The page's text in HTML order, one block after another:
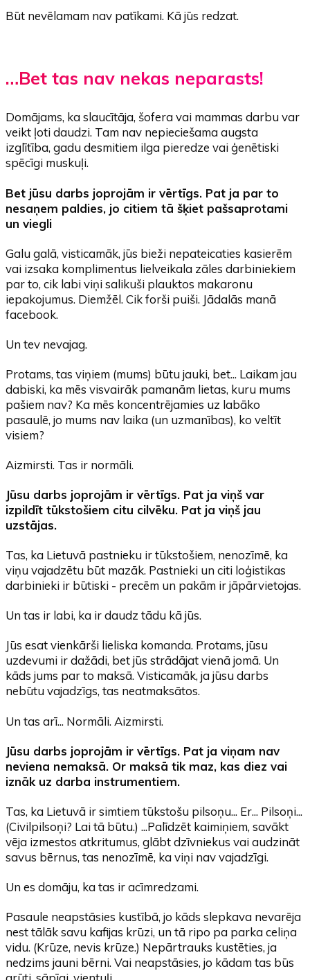
Būt nevēlamam nav patīkami. Kā jūs redzat.
…Bet tas nav nekas neparasts!
Domājams, ka slaucītāja, šofera vai mammas darbu var
veikt ļoti daudzi. Tam nav nepieciešama augsta
izglītība, gadu desmitiem ilga pieredze vai ģenētiski
spēcīgi muskuļi.
Bet jūsu darbs joprojām ir vērtīgs. Pat ja par to
nesaņem paldies, jo citiem tā šķiet pašsaprotami
unviegli
Galu galā, visticamāk, jūs bieži nepateicaties kasierēm
vai izsaka komplimentus lielveikala zāles darbiniekiem
par to, cik labi viņi salikuši plauktos makaronu
iepakojumus. Diemžēl. Cik forši puiši. Jādalās manā
facebook.
Un tev nevajag.
Protams, tas viņiem (mums) būtu jauki, bet... Laikam jau
dabiski, ka mēs visvairāk pamanām lietas, kuru mums
pašiem nav? Ka mēs koncentrējamies uz labāko
pasaulē, jo mums nav laika (un uzmanības), ko veltīt
visiem?
Aizmirsti. Tas ir normāli.
Jūsu darbs joprojām ir vērtīgs. Pat ja viņšvar
izpildīttūkstošiem citu cilvēku. Pat ja viņš jau
uzstājas.
Tas, ka Lietuvā pastnieku ir tūkstošiem, nenozīmē, ka
viņu vajadzētu būt mazāk. Pastnieki un citi loģistikas
darbinieki ir būtiski - precēm un pakām ir jāpārvietojas.
Un tas ir labi, ka ir daudz tādu kā jūs.
Jūs esat vienkārši lieliska komanda. Protams, jūsu
uzdevumi ir dažādi, bet jūs strādājat vienā jomā. Un
kāds jums par to maksā. Visticamāk, ja jūsu darbs
nebūtu vajadzīgs, tas neatmaksātos.
Un tas arī... Normāli. Aizmirsti.
Jūsu darbs joprojām ir vērtīgs. Pat ja viņam nav
neviena nemaksā. Or maksā tik maz, kas diez vai
iznāk uz darba instrumentiem.
Tas, ka Lietuvā ir simtiem tūkstošu pilsoņu... Er... Pilsoņi...
(Civilpilsoņi? Lai tā būtu.) ...Palīdzēt kaimiņiem, savākt
vēja izmestos atkritumus, glābt dzīvniekus vai audzināt
savus bērnus, tas nenozīmē, ka viņi nav vajadzīgi.
Un es domāju, ka tas ir acīmredzami.
Pasaule neapstāsies kustībā, jo kāds slepkava nevarēja
nest tālāk savu kafijas krūzi, un tā ripo pa parka celiņa
vidu. (Krūze, nevis krūze.) Nepārtrauks kustēties, ja
nedzims jauni bērni. Vai neapstāsies, jo kādam tas būs